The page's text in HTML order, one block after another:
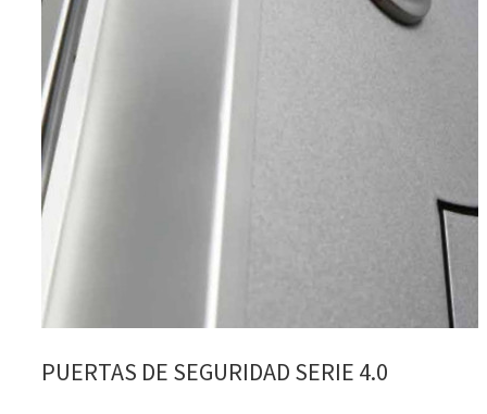
PUERTAS DE SEGURIDAD SERIE 4.0